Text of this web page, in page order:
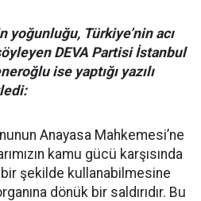
yoğunluğu, Türkiye’nin acı
DEVA Partisi İstanbul
ise yaptığı yazılı
Anayasa Mahkemesi’ne
kamu gücü karşısında
bir şekilde kullanabilmesine
dönük bir saldırıdır. Bu